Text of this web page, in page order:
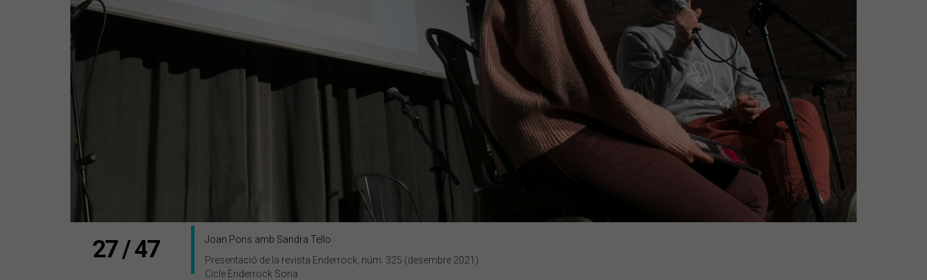
27 / 47
Joan Pons amb Sandra Tello
Presentació de la revista Enderrock, núm. 325 (desembre 2021)
Cicle Enderrock Sona